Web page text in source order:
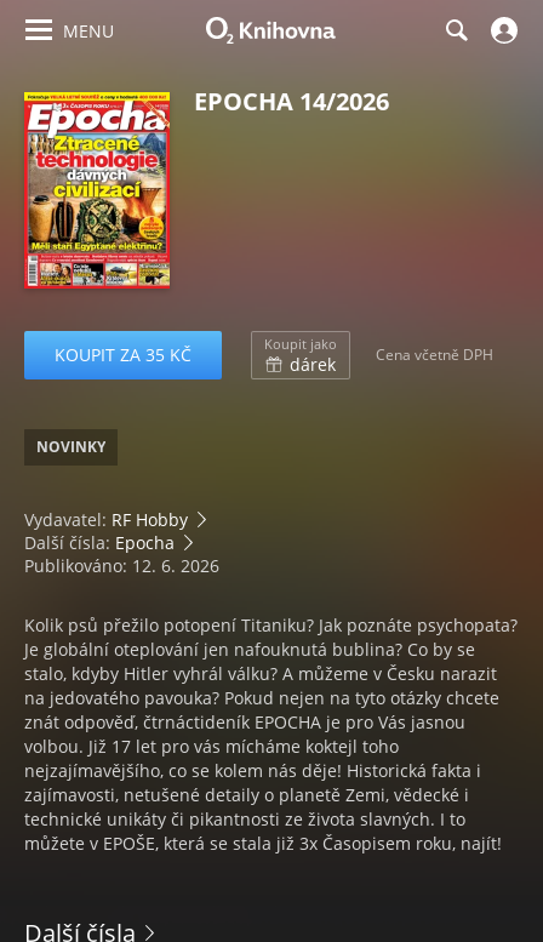
MENU
EPOCHA 14/2026
KOUPIT ZA 35 KČ Koupit jako
dárek Cena včetně DPH
NOVINKY
Vydavatel: RF Hobby
Další čísla: Epocha
Publikováno: 12. 6. 2026
Kolik psů přežilo potopení Titaniku? Jak poznáte psychopata?
Je globální oteplování jen nafouknutá bublina? Co by se
stalo, kdyby Hitler vyhrál válku? A můžeme v Česku narazit
na jedovatého pavouka? Pokud nejen na tyto otázky chcete
znát odpověď, čtrnáctideník EPOCHA je pro Vás jasnou
volbou. Již 17 let pro vás mícháme koktejl toho
nejzajímavějšího, co se kolem nás děje! Historická fakta i
zajímavosti, netušené detaily o planetě Zemi, vědecké i
technické unikáty či pikantnosti ze života slavných. I to
můžete v EPOŠE, která se stala již 3x Časopisem roku, najít!
Další čísla